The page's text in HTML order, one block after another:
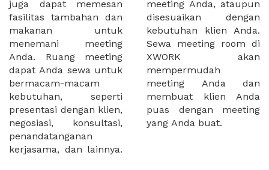
juga dapat memesan
fasilitas tambahan dan
makanan untuk
menemani meeting
Anda. Ruang meeting
dapat Anda sewa untuk
bermacam-macam
kebutuhan, seperti
presentasi dengan klien,
negosiasi, konsultasi,
penandatanganan
kerjasama, dan lainnya.
meeting Anda, ataupun
disesuaikan dengan
kebutuhan klien Anda.
Sewa meeting room di
XWORK akan
mempermudah
meeting Anda dan
membuat klien Anda
puas dengan meeting
yang Anda buat.